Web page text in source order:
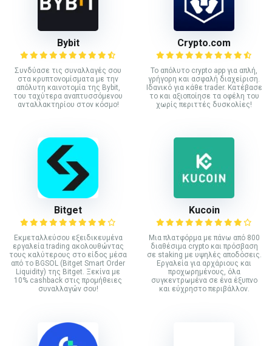
Bybit
Συνδύασε τις συναλλαγές σου
στα κρυπτονομίσματα με την
απόλυτη καινοτομία της Bybit,
του ταχύτερα αναπτυσσόμενου
ανταλλακτηρίου στον κόσμο!
Crypto.com
Το απόλυτο crypto app για απλή,
γρήγορη και ασφαλή διαχείριση.
Ιδανικό για κάθε trader. Κατέβασε
το και αξιοποίησε τα οφέλη του
χωρίς περιττές δυσκολίες!
Bitget
Εκμεταλλεύσου εξειδικευμένα
εργαλεία trading ακολουθώντας
τους καλύτερους στο είδος μέσα
από το BGSOL (Bitget Smart Order
Liquidity) της Bitget. Ξεκίνα με
10% cashback στις προμήθειες
συναλλαγών σου!
Kucoin
Mια πλατφόρμα με πάνω από 800
διαθέσιμα crypto και πρόσβαση
σε staking με υψηλές αποδόσεις.
Εργαλεία για αρχάριους και
προχωρημένους, όλα
συγκεντρωμένα σε ένα έξυπνο
και εύχρηστο περιβάλλον.